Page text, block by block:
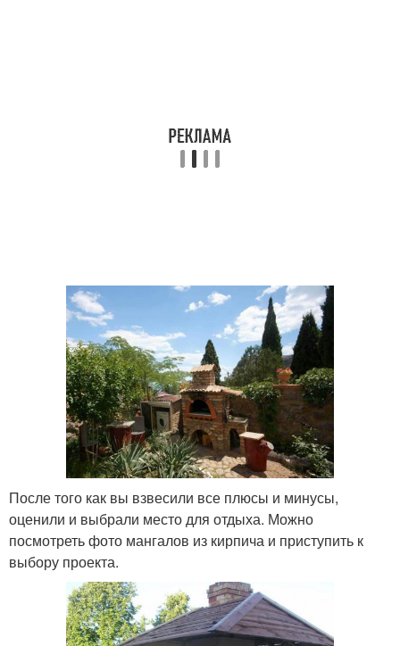
После того как вы взвесили все плюсы и минусы,
оценили и выбрали место для отдыха. Можно
посмотреть фото мангалов из кирпича и приступить к
выбору проекта.